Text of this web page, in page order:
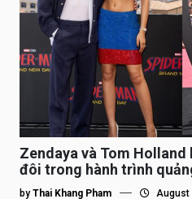
Zendaya và Tom
đôi trong hành trình
by Thai Khang Pham August